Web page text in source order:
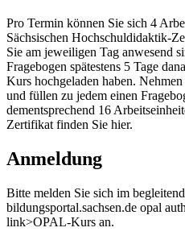
Pro Termin können Sie sich 4
Sächsischen Hochschuldidaktik-
Sie am jeweiligen Tag anwesend
Fragebogen spätestens 5 Tage
Kurs hochgeladen haben.
und füllen zu jedem einen
dementsprechend 16
Zertifikat finden Sie hier.
Anmeldung
Bitte melden Sie sich im
bildungsportal.sachsen.de opal
link>OPAL-Kurs an.